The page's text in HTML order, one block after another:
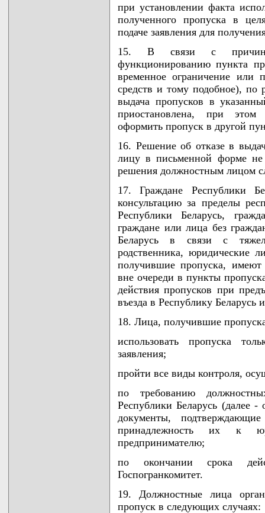
при установлении факта
полученного пропуска в
подаче заявления для
15. В связи с
функционированию пункта
временное ограничение или
средств и тому подобное), по
выдача пропусков в
приостановлена, при этом
оформить пропуск в другой
16. Решение об отказе в
лицу в письменной форме не
решения должностным лицом
17. Граждане Республики
консультацию за пределы
Республики Беларусь,
граждане или лица без
Беларусь в связи с
родственника, юридические
получившие пропуска, имеют
вне очереди в пункты
действия пропусков при
въезда в Республику Беларусь
18. Лица, получившие
использовать пропуска
заявления;
пройти все виды контроля,
по требованию
Республики Беларусь (далее
документы,
принадлежность их к
предпринимателю;
по окончании срока
Госпогранкомитет.
19. Должностные лица
пропуск в следующих случаях: